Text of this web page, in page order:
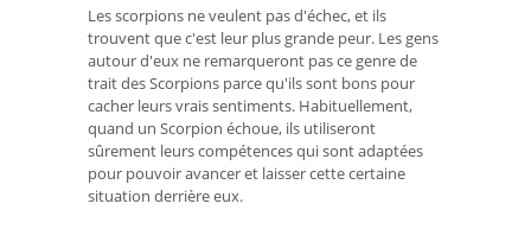
Les scorpions ne veulent pas d'échec, et ils
trouvent que c'est leur plus grande peur. Les gens
autour d'eux ne remarqueront pas ce genre de
trait des Scorpions parce qu'ils sont bons pour
cacher leurs vrais sentiments. Habituellement,
quand un Scorpion échoue, ils utiliseront
sûrement leurs compétences qui sont adaptées
pour pouvoir avancer et laisser cette certaine
situation derrière eux.